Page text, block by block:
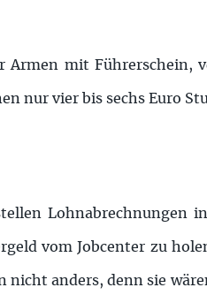
Armen mit Führerschein,
nur vier bis sechs Euro
Lohnabrechnungen
vom Jobcenter zu
nicht anders, denn sie